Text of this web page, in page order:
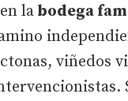
la bodega
viñedos